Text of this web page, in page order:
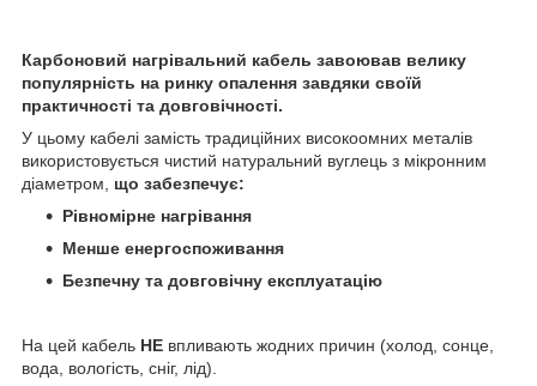
Карбоновий нагрівальний кабель завоював велику
популярність на ринку опалення завдяки своїй
практичності та довговічності.
У цьому кабелі замість традиційних високоомних металів
використовується чистий натуральний вуглець з мікронним
діаметром, що забезпечує:
Рівномірне нагрівання
Менше енергоспоживання
Безпечну та довговічну експлуатацію
На цей кабель НЕ впливають жодних причин (холод, сонце,
вода, вологість, сніг, лід).